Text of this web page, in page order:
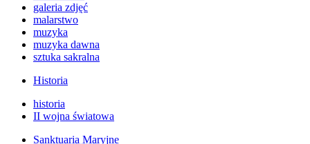
galeria zdjęć
malarstwo
muzyka
muzyka dawna
sztuka sakralna
Historia
historia
II wojna światowa
Sanktuaria Maryjne